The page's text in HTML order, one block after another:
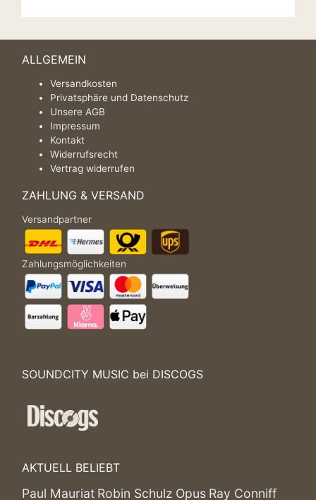
ALLGEMEIN
Versandkosten
Privatsphäre und Datenschutz
Unsere AGB
Impressum
Kontakt
Widerrufsrecht
Vertrag widerrufen
ZAHLUNG & VERSAND
Versandpartner
Zahlungsmöglichkeiten
SOUNDCITY MUSIC bei DISCOGS
AKTUELL BELIEBT
Paul Mauriat Robin Schulz Opus Ray Conniff